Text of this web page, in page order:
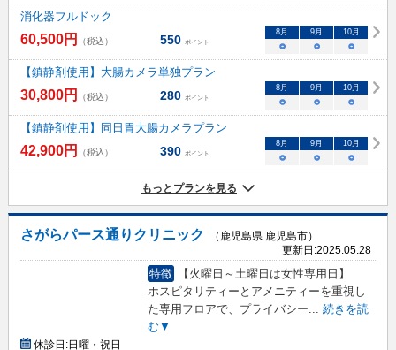
消化器フルドック
60,500円 （税込） 550 ポイント
8 月 9 月 10月
○ ○ ○
【鎮静剤使用】大腸カメラ単独プラン
30,800円 （税込） 280 ポイント
8 月 9 月 10月
○ ○ ○
【鎮静剤使用】同日胃大腸カメラプラン
42,900円 （税込） 390 ポイント
8 月 9 月 10月
○ ○ ○
もっとプランを見る
さがらパース通りクリニック
（鹿児島県 鹿児島市）
更新日:2025.05.28
特徴
【火曜日～土曜日は女性専用日】
ホスピタリティーとアメニティーを重視し
た専用フロアで、プライバシー... 続きを読
む▼
休診日:日曜・祝日